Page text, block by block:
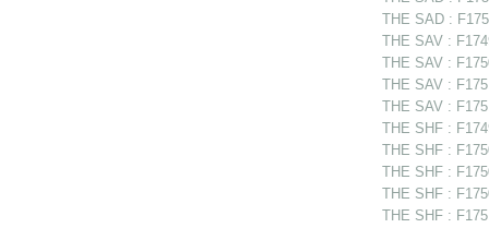
THE SAD :
THE SAV :
THE SAV :
THE SAV :
THE SAV :
THE SHF :
THE SHF :
THE SHF :
THE SHF :
THE SHF :